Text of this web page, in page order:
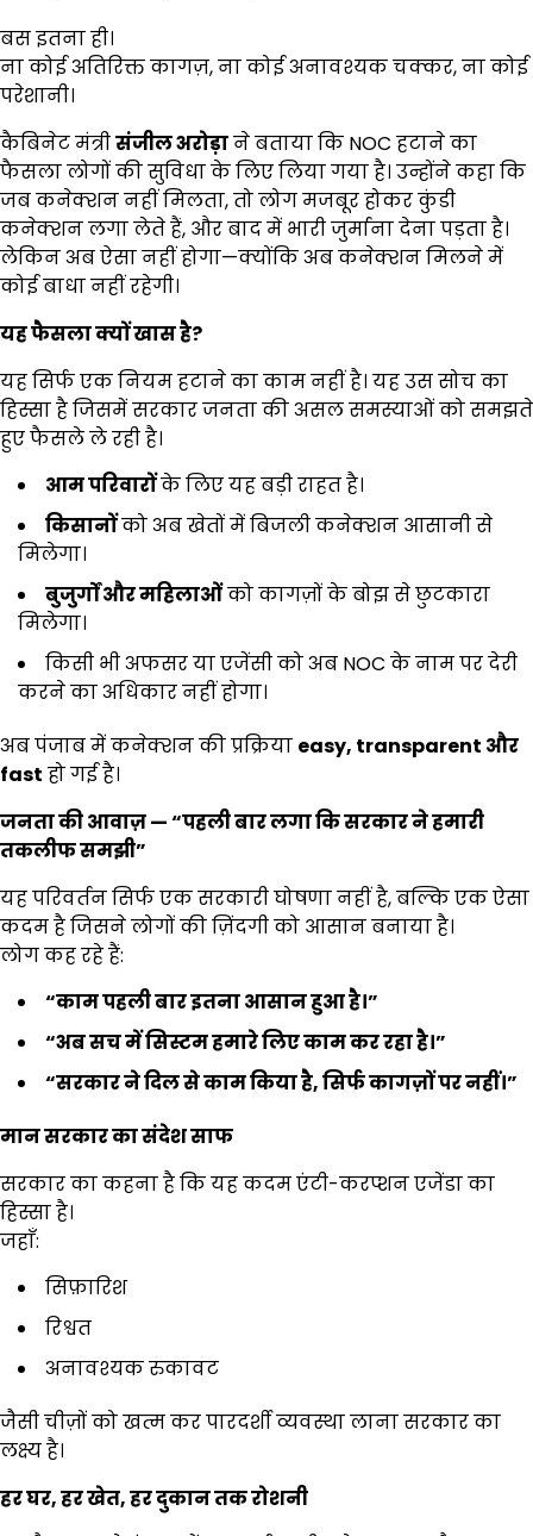
बस इतना ही।
ना कोई अतिरिक्त कागज़, ना कोई अनावश्यक चक्कर, ना कोई
परेशानी।
कैबिनेट मंत्रीसंजील अरोड़ाने बताया कि NOC हटाने का
फैसला लोगों की सुविधा के लिए लिया गया है। उन्होंने कहा कि
जब कनेक्शन नहीं मिलता, तो लोग मजबूर होकर कुंडी
कनेक्शन लगा लेते हैं, और बाद में भारी जुर्माना देना पड़ता है।
लेकिन अब ऐसा नहीं होगा—क्योंकि अब कनेक्शन मिलने में
कोई बाधा नहीं रहेगी।
यह फैसला क्यों खास है?
यह सिर्फ एक नियम हटाने का काम नहीं है। यह उस सोच का
हिस्सा है जिसमें सरकार जनता की असल समस्याओं को समझते
हुए फैसले ले रही है।
आम परिवारोंके लिए यह बड़ी राहत है।
किसानोंको अब खेतों में बिजली कनेक्शन आसानी से
मिलेगा।
बुजुर्गों और महिलाओंको कागज़ों के बोझ से छुटकारा
मिलेगा।
किसी भी अफसर या एजेंसी को अब NOC के नाम पर देरी
करने का अधिकार नहीं होगा।
अब पंजाब में कनेक्शन की प्रक्रिया easy, transparent और
fast हो गई है।
जनता की आवाज़— “पहली बार लगा कि सरकार ने हमारी
तकलीफ समझी”
यह परिवर्तन सिर्फ एक सरकारी घोषणा नहीं है, बल्कि एक ऐसा
कदम है जिसने लोगों की ज़िंदगी को आसान बनाया है।
लोग कह रहे हैं:
“काम पहली बार इतना आसान हुआ है।”
“अब सच में सिस्टम हमारे लिए काम कर रहा है।”
“सरकार ने दिल से काम किया है,सिर्फ कागज़ों पर नहीं।”
मान सरकार का संदेश साफ
सरकार का कहना है कि यह कदम एंटी-करप्शन एजेंडा का
हिस्सा है।
जहाँ:
सिफ़ारिश
रिश्वत
अनावश्यक रुकावट
जैसी चीज़ों को खत्म कर पारदर्शी व्यवस्था लाना सरकार का
लक्ष्य है।
हर घर,हर खेत,हर दुकान तक रोशनी